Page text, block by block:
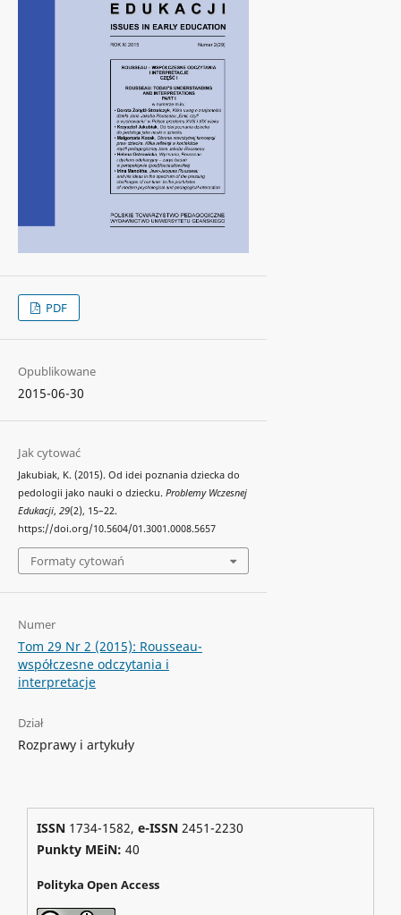
PDF
Opublikowane
2015-06-30
Jak cytować
Jakubiak, K. (2015). Od idei poznania dziecka do
pedologii jako nauki o dziecku. Problemy Wczesnej
Edukacji, 29(2), 15–22.
https://doi.org/10.5604/01.3001.0008.5657
Formaty cytowań
Numer
Tom 29 Nr 2 (2015): Rousseau-
współczesne odczytania i
interpretacje
Dział
Rozprawy i artykuły
ISSN1734-1582, e-ISSN2451-2230
Punkty MEiN: 40
Polityka Open Access